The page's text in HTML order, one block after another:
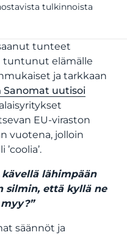
tulkinnoista
tunteet
tuntunut elämälle
ja tarkkaan
Sanomat uutisoi
EU-viraston
vuotena, jolloin
kävellä lähimpään
silmin, että kyllä ne
säännöt ja